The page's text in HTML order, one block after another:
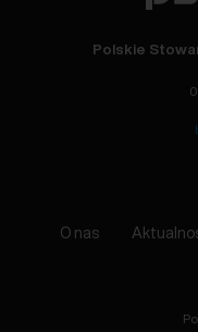
Polskie
O nas